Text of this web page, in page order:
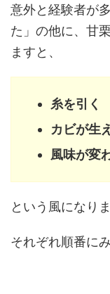
意外と経験者が
た」の他に、甘
ますと、
糸を引く
カビが生
風味が変
という風になりま
それぞれ順番に